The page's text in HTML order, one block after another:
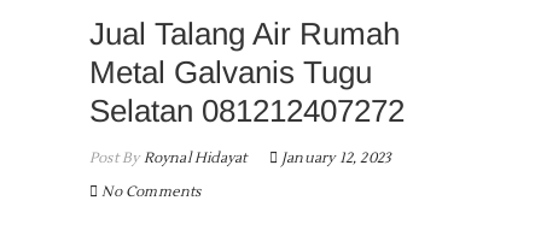
Jual Talang Air Rumah
Metal Galvanis Tugu
Selatan 081212407272
Post ByRoynal Hidayat
January 12, 2023
No Comments